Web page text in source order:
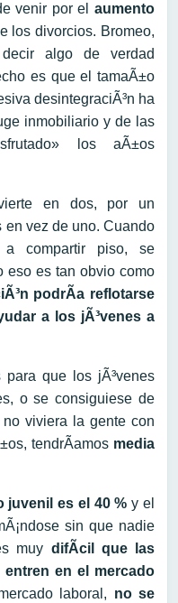
venir por elaumento
los divorcios. Bromeo,
algo de verdad
es que el tamaÃ±o
desintegraciÃ³n ha
inmobiliario y de las
los aÃ±os
en dos, por un
vez de uno. Cuando
compartir piso, se
eso es tan obvio como
podrÃ­a reflotarse
a los jÃ³venes a
para que los jÃ³venes
o se consiguiese de
viviera la gente con
tendrÃ­amos media
juvenil es el 40 % y el
sin que nadie
muy difÃ­cil que las
entren en el mercado
laboral, no se